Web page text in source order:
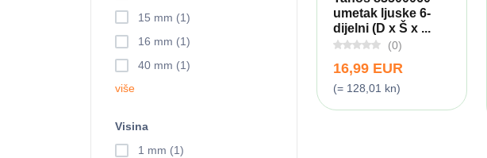
umetak ljuske 6-
dijelni (D x Š x ...
(0)
16,99 EUR
(= 128,01 kn)
15 mm (1)
16 mm (1)
40 mm (1)
više
Visina
1 mm (1)